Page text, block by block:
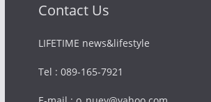
Contact Us
LIFETIME news&lifestyle
Tel : 089-165-7921